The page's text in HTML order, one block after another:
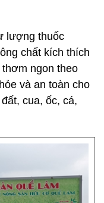
lượng thuốc
chất kích thích
ngon theo
và an toàn cho
cua, ốc, cá,